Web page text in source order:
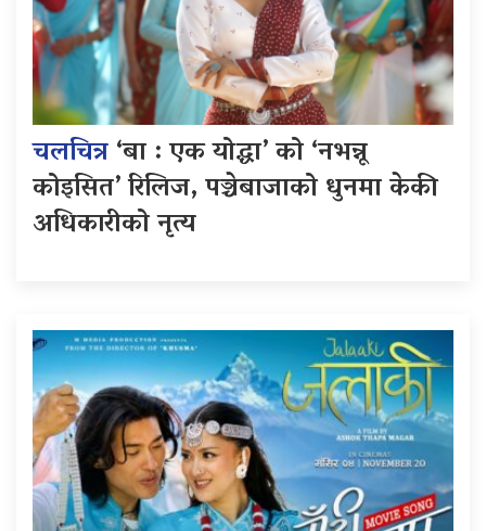
चलचित्र‘बा : एक योद्धा’ को ‘नभन्नू
कोइसित’ रिलिज, पञ्चेबाजाको धुनमा केकी
अधिकारीको नृत्य